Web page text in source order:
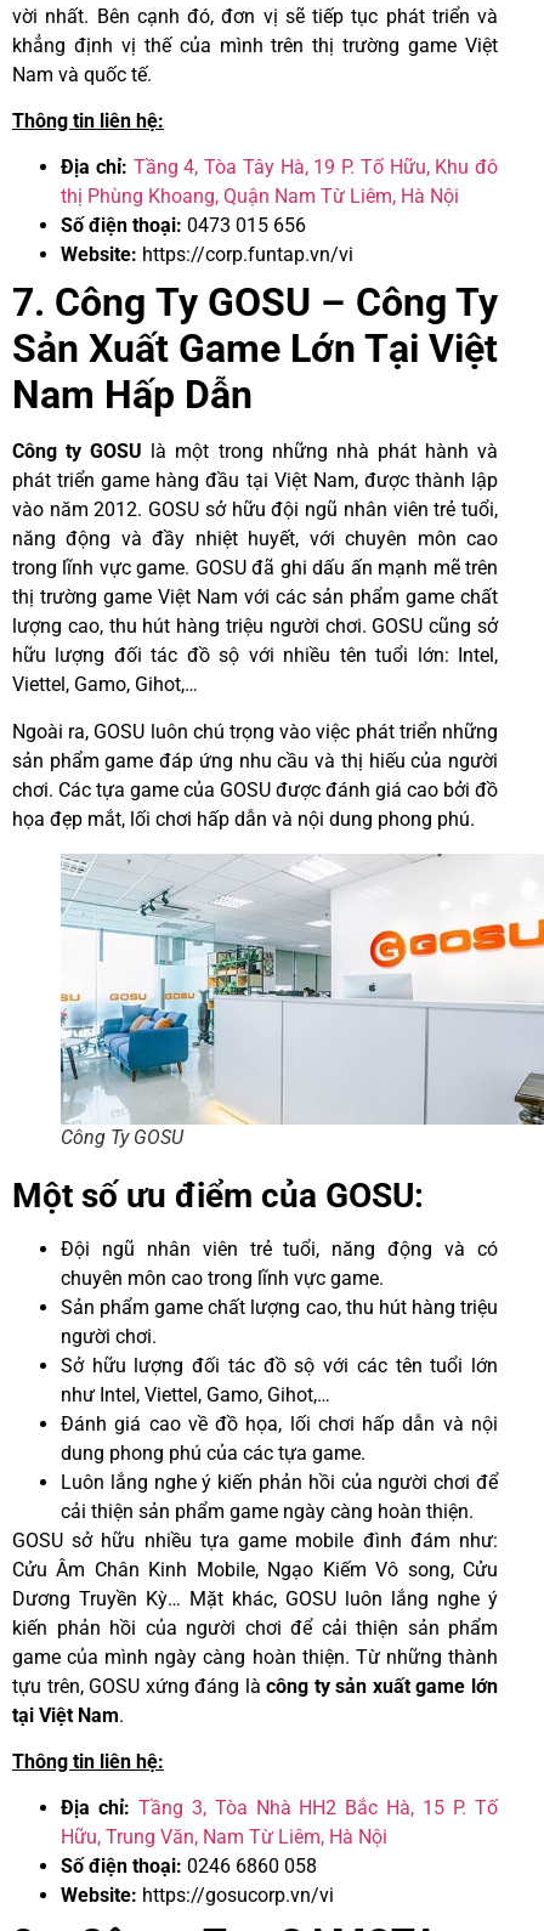
vời nhất. Bên cạnh đó, đơn vị sẽ tiếp tục phát triển và
khẳng định vị thế của mình trên thị trường game Việt
Nam và quốc tế.
Thông tin liên hệ:
Địa chỉ: Tầng 4, Tòa Tây Hà, 19 P. Tố Hữu, Khu đô
thị Phùng Khoang, Quận Nam Từ Liêm, Hà Nội
Số điện thoại: 0473 015 656
Website: https://corp.funtap.vn/vi
7. Công Ty GOSU – Công Ty
Sản Xuất Game Lớn Tại Việt
Nam Hấp Dẫn
Công ty GOSU là một trong những nhà phát hành và
phát triển game hàng đầu tại Việt Nam, được thành lập
vào năm 2012. GOSU sở hữu đội ngũ nhân viên trẻ tuổi,
năng động và đầy nhiệt huyết, với chuyên môn cao
trong lĩnh vực game. GOSU đã ghi dấu ấn mạnh mẽ trên
thị trường game Việt Nam với các sản phẩm game chất
lượng cao, thu hút hàng triệu người chơi. GOSU cũng sở
hữu lượng đối tác đồ sộ với nhiều tên tuổi lớn: Intel,
Viettel, Gamo, Gihot,…
Ngoài ra, GOSU luôn chú trọng vào việc phát triển những
sản phẩm game đáp ứng nhu cầu và thị hiếu của người
chơi. Các tựa game của GOSU được đánh giá cao bởi đồ
họa đẹp mắt, lối chơi hấp dẫn và nội dung phong phú.
Công Ty GOSU
Một số ưu điểm của GOSU:
Đội ngũ nhân viên trẻ tuổi, năng động và có
chuyên môn cao trong lĩnh vực game.
Sản phẩm game chất lượng cao, thu hút hàng triệu
người chơi.
Sở hữu lượng đối tác đồ sộ với các tên tuổi lớn
như Intel, Viettel, Gamo, Gihot,…
Đánh giá cao về đồ họa, lối chơi hấp dẫn và nội
dung phong phú của các tựa game.
Luôn lắng nghe ý kiến phản hồi của người chơi để
cải thiện sản phẩm game ngày càng hoàn thiện.
GOSU sở hữu nhiều tựa game mobile đình đám như:
Cửu Âm Chân Kinh Mobile, Ngạo Kiếm Vô song, Cửu
Dương Truyền Kỳ… Mặt khác, GOSU luôn lắng nghe ý
kiến phản hồi của người chơi để cải thiện sản phẩm
game của mình ngày càng hoàn thiện. Từ những thành
tựu trên, GOSU xứng đáng làcông ty sản xuất game lớn
tại Việt Nam.
Thông tin liên hệ:
Địa chỉ: Tầng 3, Tòa Nhà HH2 Bắc Hà, 15 P. Tố
Hữu, Trung Văn, Nam Từ Liêm, Hà Nội
Số điện thoại: 0246 6860 058
Website: https://gosucorp.vn/vi